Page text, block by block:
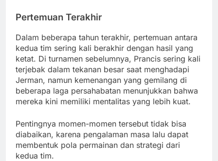
Pertemuan Terakhir
Dalam beberapa tahun terakhir, pertemuan antara
kedua tim sering kali berakhir dengan hasil yang
ketat. Di turnamen sebelumnya, Prancis sering kali
terjebak dalam tekanan besar saat menghadapi
Jerman, namun kemenangan yang gemilang di
beberapa laga persahabatan menunjukkan bahwa
mereka kini memiliki mentalitas yang lebih kuat.
Pentingnya momen-momen tersebut tidak bisa
diabaikan, karena pengalaman masa lalu dapat
membentuk pola permainan dan strategi dari
kedua tim.